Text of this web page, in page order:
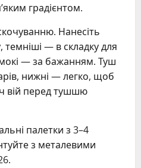
градієнтом.
Нанесіть
темніші — в складку для
— за бажанням. Туш
нижні — легко, щоб
вій перед тушшю
палетки з 3–4
з металевими